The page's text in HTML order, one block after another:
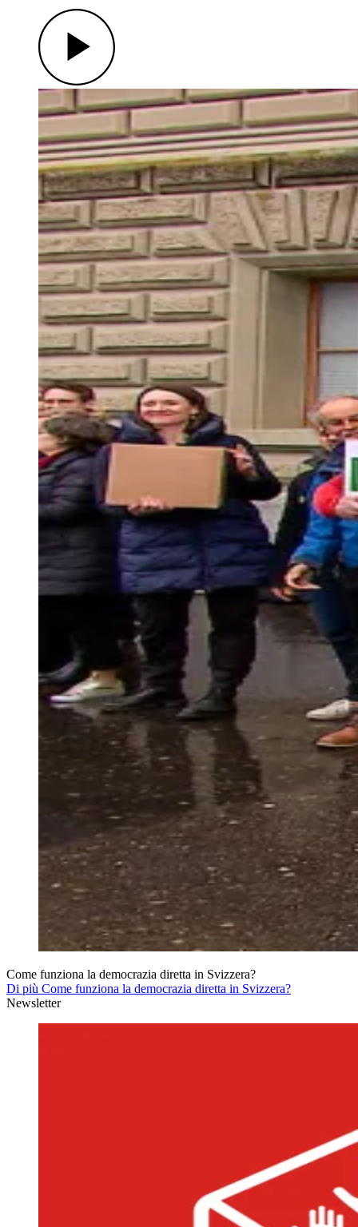
Come funziona la democrazia diretta in Svizzera?
Di più Come funziona la democrazia diretta in Svizzera?
Newsletter